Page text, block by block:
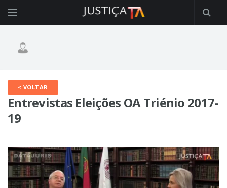
< VOLTAR
Entrevistas Eleições OA Triénio 2017-
19